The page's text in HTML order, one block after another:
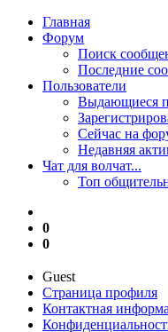
Главная
Форум
Поиск
Последние
Пользователи
Выдающиеся
Сейчас на
Недавняя
Чат для волчат...
Топ
0
0
Guest
Страница профиля
Контактная